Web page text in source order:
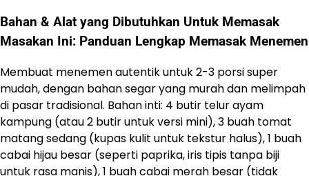
Bahan & Alat yang Dibutuhkan Untuk Memasak
Masakan Ini: Panduan Lengkap Memasak Menemen
Membuat menemen autentik untuk 2-3 porsi super
mudah, dengan bahan segar yang murah dan melimpah
di pasar tradisional. Bahan inti: 4 butir telur ayam
kampung (atau 2 butir untuk versi mini), 3 buah tomat
matang sedang (kupas kulit untuk tekstur halus), 1 buah
cabai hijau besar (seperti paprika, iris tipis tanpa biji
untuk rasa manis), 1 buah cabai merah besar (tidak